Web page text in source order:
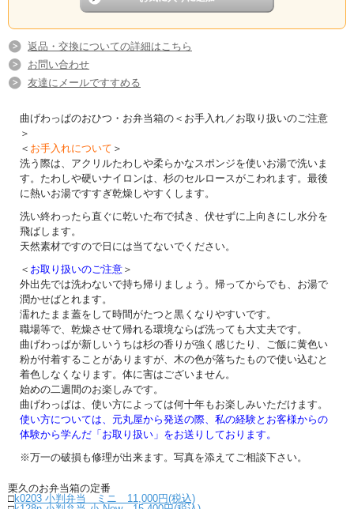
返品・交換についての詳細はこちら
お問い合わせ
友達にメールですすめる
曲げわっぱのおひつ・お弁当箱の＜お手入れ／お取り扱いのご注意
＞
＜ お手入れについて ＞
洗う際は、アクリルたわしや柔らかなスポンジを使いお湯で洗いま
す。たわしや硬いナイロンは、杉のセルロースがこわれます。最後
に熱いお湯ですすぎ乾燥しやすくします。
洗い終わったら直ぐに乾いた布で拭き、伏せずに上向きにし水分を
飛ばします。
天然素材ですので日には当てないでください。
＜ お取り扱いのご注意 ＞
外出先では洗わないで持ち帰りましょう。帰ってからでも、お湯で
潤かせばとれます。
濡れたまま蓋をして時間がたつと黒くなりやすいです。
職場等で、乾燥させて帰れる環境ならば洗っても大丈夫です。
曲げわっぱが新しいうちは杉の香りが強く感じたり、ご飯に黄色い
粉が付着することがありますが、木の色が落ちたもので使い込むと
着色しなくなります。体に害はございません。
始めの二週間のお楽しみです。
曲げわっぱは、使い方によっては何十年もお楽しみいただけます。
使い方については、元丸屋から発送の際、私の経験とお客様からの
体験から学んだ「お取り扱い」をお送りしております。
※万一の破損も修理が出来ます。写真を添えてご相談下さい。
栗久のお弁当箱の定番
□k0203 小判弁当 ミニ 11,000円(税込)